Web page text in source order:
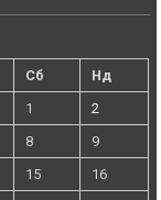
Сб
Нд
1
2
8
9
15
16